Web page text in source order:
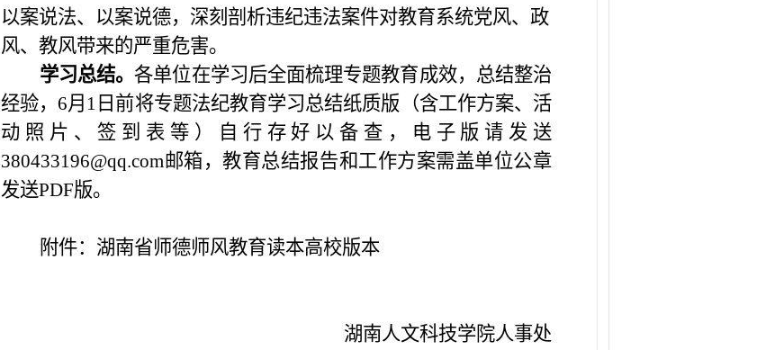
以案说法、以案说德，深刻剖析违纪违法案件对教育系统党风、政
风、教风带来的严重危害。
学习总结。各单位在学习后全面梳理专题教育成效，总结整治
经验， 6月1日前将专题法纪教育学习总结纸质版 （含工作方案、 活
动照片、签到表 等 ）
自行存好以备查，电子版请发送
380433196@qq.com邮箱，教育总结报告和工作方案需盖单位公章
发送PDF版。
附件：湖南省师德师风教育读本高校版本
湖南人文科技学院人事处